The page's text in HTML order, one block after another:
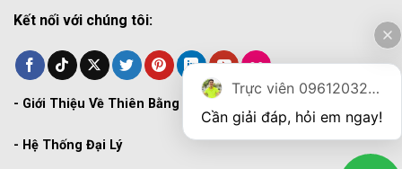
Kết nối với chúng tôi:
- Giới Thiệu Về Thiên Bằng
- Hệ Thống Đại Lý
Trực viên 0961203270
Cần giải đáp, hỏi em ngay!